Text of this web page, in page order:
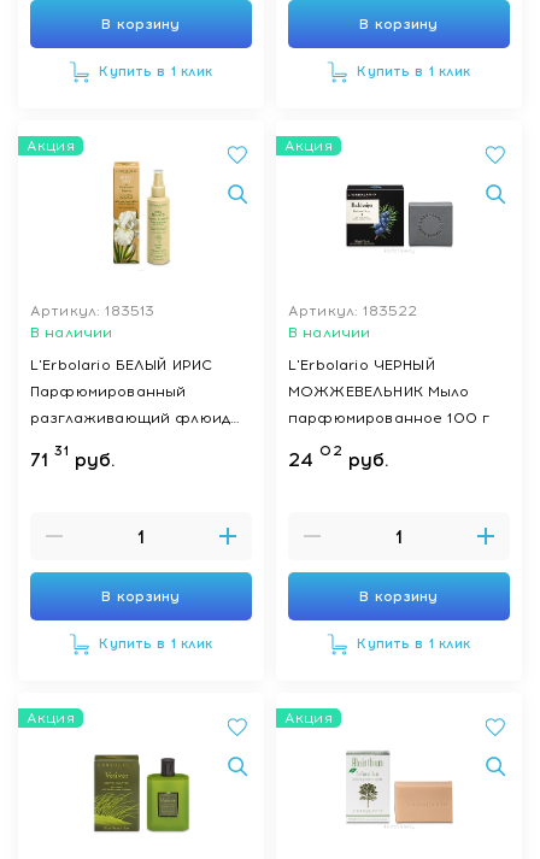
В корзину
Купить в 1 клик
В корзину
Купить в 1 клик
Акция
Артикул: 183513
В наличии
L'Erbolario БЕЛЫЙ ИРИС
Парфюмированный
разглаживающий флюид
для тела 150 мл
71 31 руб.
В корзину
Купить в 1 клик
Акция
Артикул: 183522
В наличии
L'Erbolario ЧЕРНЫЙ
МОЖЖЕВЕЛЬНИК Мыло
парфюмированное 100 г
24 02 руб.
В корзину
Купить в 1 клик
Акция Акция